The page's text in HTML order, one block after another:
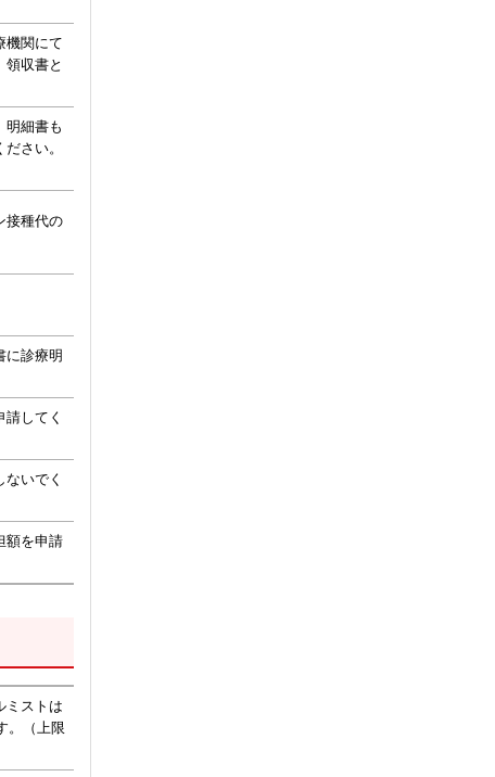
機関にて
収書と
明細書も
さい。
接種代の
に診療明
してく
いでく
額を申請
ミストは
。（上限